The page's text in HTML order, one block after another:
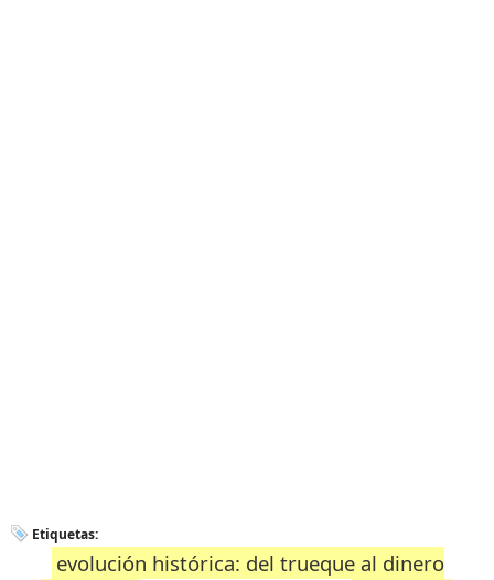
Etiquetas:
evolución histórica: del trueque al dinero